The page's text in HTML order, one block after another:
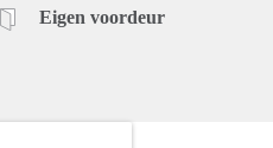
Eigen voordeur